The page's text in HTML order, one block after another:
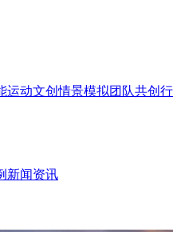
运动文创情景模拟团队共创
新闻资讯